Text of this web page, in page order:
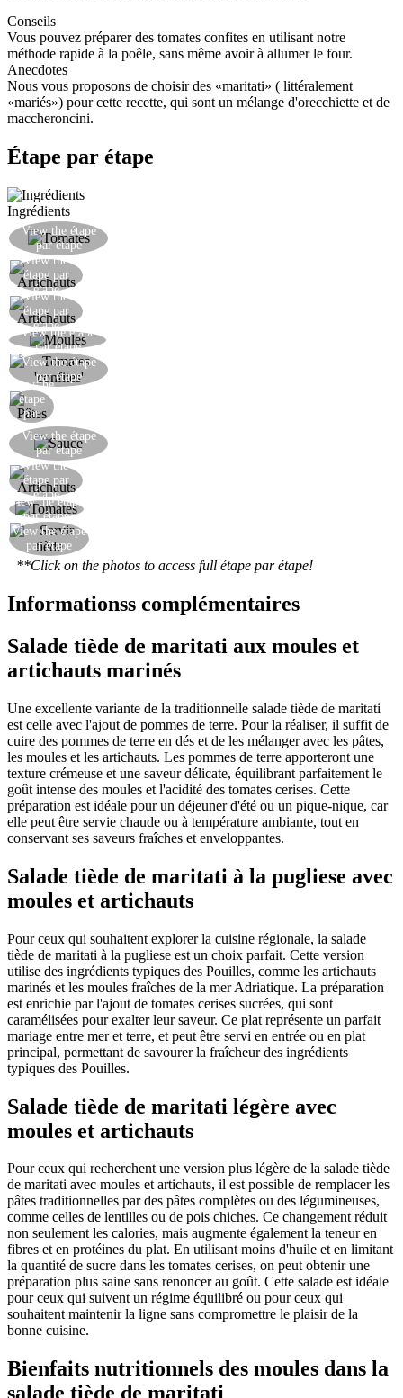
Conseils
Vous pouvez préparer des tomates confites en utilisant notre
méthode rapide à la poêle, sans même avoir à allumer le four.
Anecdotes
Nous vous proposons de choisir des «maritati» ( littéralement
«mariés») pour cette recette, qui sont un mélange d'orecchiette et de
maccheroncini.
Étape par étape
Ingrédients
View the étape
par étape
View the
étape par
étape
View the
étape par
étape
View the étape
par étape
View the étape
par étape
View the
étape
par
étape
View the étape
par étape
View the
étape par
étape
View the étape
par étape
View the étape
par étape
**Click on the photos to access full étape par étape!
Informationss complémentaires
Salade tiède de maritati aux moules et
artichauts marinés
Une excellente variante de la traditionnelle salade tiède de maritati
est celle avec l'ajout de pommes de terre. Pour la réaliser, il suffit de
cuire des pommes de terre en dés et de les mélanger avec les pâtes,
les moules et les artichauts. Les pommes de terre apporteront une
texture crémeuse et une saveur délicate, équilibrant parfaitement le
goût intense des moules et l'acidité des tomates cerises. Cette
préparation est idéale pour un déjeuner d'été ou un pique-nique, car
elle peut être servie chaude ou à température ambiante, tout en
conservant ses saveurs fraîches et enveloppantes.
Salade tiède de maritati à la pugliese avec
moules et artichauts
Pour ceux qui souhaitent explorer la cuisine régionale, la salade
tiède de maritati à la pugliese est un choix parfait. Cette version
utilise des ingrédients typiques des Pouilles, comme les artichauts
marinés et les moules fraîches de la mer Adriatique. La préparation
est enrichie par l'ajout de tomates cerises sucrées, qui sont
caramélisées pour exalter leur saveur. Ce plat représente un parfait
mariage entre mer et terre, et peut être servi en entrée ou en plat
principal, permettant de savourer la fraîcheur des ingrédients
typiques des Pouilles.
Salade tiède de maritati légère avec
moules et artichauts
Pour ceux qui recherchent une version plus légère de la salade tiède
de maritati avec moules et artichauts, il est possible de remplacer les
pâtes traditionnelles par des pâtes complètes ou des légumineuses,
comme celles de lentilles ou de pois chiches. Ce changement réduit
non seulement les calories, mais augmente également la teneur en
fibres et en protéines du plat. En utilisant moins d'huile et en limitant
la quantité de sucre dans les tomates cerises, on peut obtenir une
préparation plus saine sans renoncer au goût. Cette salade est idéale
pour ceux qui suivent un régime équilibré ou pour ceux qui
souhaitent maintenir la ligne sans compromettre le plaisir de la
bonne cuisine.
Bienfaits nutritionnels des moules dans la
salade tiède de maritati